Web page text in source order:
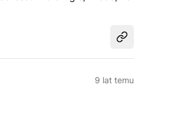
Udostępnij
9 lat temu